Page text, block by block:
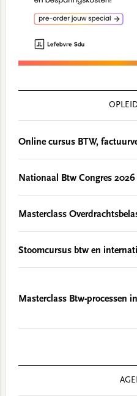
Online cursus BTW,
Nationaal Btw Congres 2026
Masterclass
Stoomcursus btw en
Masterclass Btw-processen